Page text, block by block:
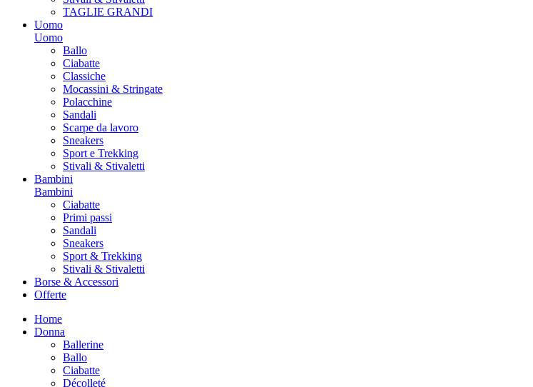
TAGLIE GRANDI
Uomo
Uomo
Ballo
Ciabatte
Classiche
Mocassini & Stringate
Polacchine
Sandali
Scarpe da lavoro
Sneakers
Sport e Trekking
Stivali & Stivaletti
Bambini
Bambini
Ciabatte
Primi passi
Sandali
Sneakers
Sport & Trekking
Stivali & Stivaletti
Borse & Accessori
Offerte
Home
Donna
Ballerine
Ballo
Ciabatte
Décolleté